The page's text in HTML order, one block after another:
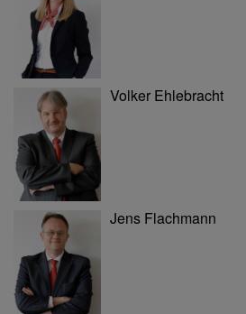
Volker Ehlebracht
Jens Flachmann